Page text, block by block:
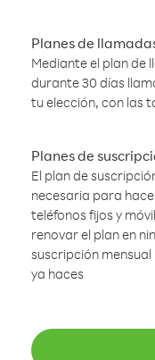
Planes de
Mediante el plan de
durante 30 días
tu elección, con las
Planes de
El plan de
necesaria para
teléfonos fijos y
renovar el plan en
suscripción
ya haces